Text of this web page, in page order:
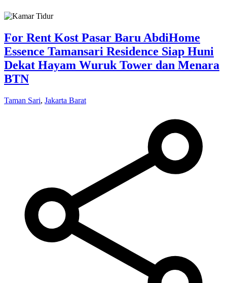
For Rent Kost Pasar Baru AbdiHome
Essence Tamansari Residence Siap Huni
Dekat Hayam Wuruk Tower dan Menara
BTN
Taman Sari, Jakarta Barat